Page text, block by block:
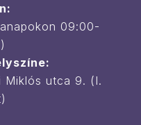
09:00-
Miklós utca 9. (I.